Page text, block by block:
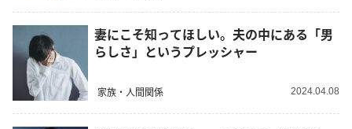
妻にこそ知ってほしい。夫の中にある「男
らしさ」というプレッシャー
家族・人間関係 2024.04.08